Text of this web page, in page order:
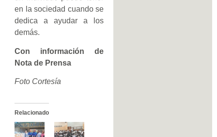
en la sociedad cuando se
dedica a ayudar a los
demás.
Con información de
Nota de Prensa
Foto Cortesía
Relacionado